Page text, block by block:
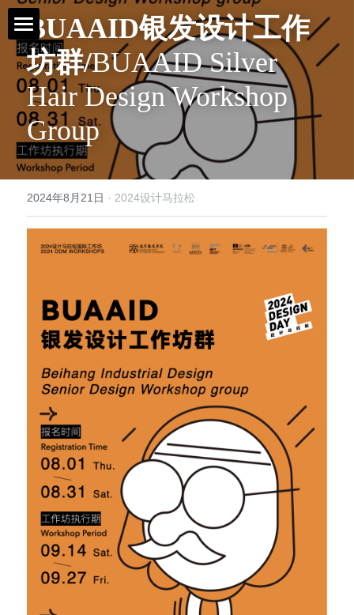
首页 / Home
新闻 / News
视频 / Videos
课题 / Tasks
导师与嘉宾 / Tutors
媒体与组织 / Media&Organization
BUAAID银发设计工作
坊群/BUAAID Silver
Hair Design Workshop
Group
2024年8月21日 · 2024设计马拉松